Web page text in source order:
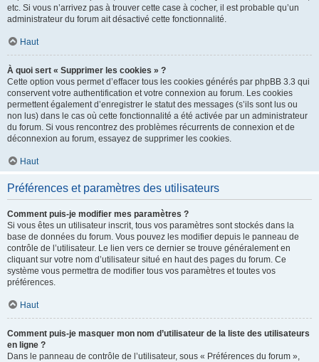
etc. Si vous n’arrivez pas à trouver cette case à cocher, il est probable qu’un
administrateur du forum ait désactivé cette fonctionnalité.
Haut
À quoi sert « Supprimer les cookies » ?
Cette option vous permet d’effacer tous les cookies générés par phpBB 3.3 qui
conservent votre authentification et votre connexion au forum. Les cookies
permettent également d’enregistrer le statut des messages (s’ils sont lus ou
non lus) dans le cas où cette fonctionnalité a été activée par un administrateur
du forum. Si vous rencontrez des problèmes récurrents de connexion et de
déconnexion au forum, essayez de supprimer les cookies.
Haut
Préférences et paramètres des utilisateurs
Comment puis-je modifier mes paramètres ?
Si vous êtes un utilisateur inscrit, tous vos paramètres sont stockés dans la
base de données du forum. Vous pouvez les modifier depuis le panneau de
contrôle de l’utilisateur. Le lien vers ce dernier se trouve généralement en
cliquant sur votre nom d’utilisateur situé en haut des pages du forum. Ce
système vous permettra de modifier tous vos paramètres et toutes vos
préférences.
Haut
Comment puis-je masquer mon nom d’utilisateur de la liste des utilisateurs
en ligne ?
Dans le panneau de contrôle de l’utilisateur, sous « Préférences du forum »,